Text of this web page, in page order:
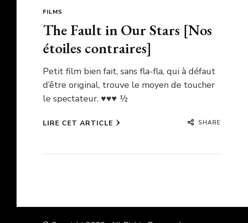
FILMS
The Fault in Our Stars [Nos
étoiles contraires]
Petit film bien fait, sans fla-fla, qui à défaut
d’être original, trouve le moyen de toucher
le spectateur. ♥♥♥ ½
LIRE CET ARTICLE SHARE